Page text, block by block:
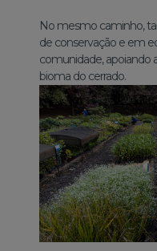
No mesmo caminho,
de conservação e em
comunidade, apoiando
bioma do cerrado.